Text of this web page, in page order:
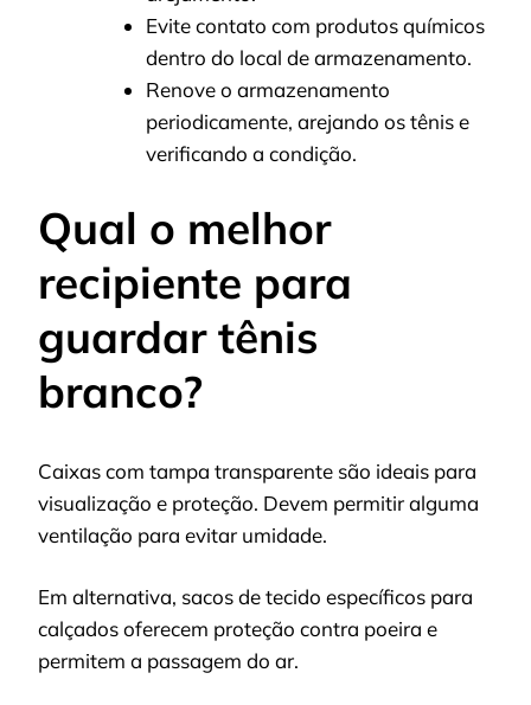
Evite contato com produtos químicos
dentro do local de armazenamento.
Renove o armazenamento
periodicamente, arejando os tênis e
verificando a condição.
Qual o melhor
recipiente para
guardar tênis
branco?
Caixas com tampa transparente são ideais para
visualização e proteção. Devem permitir alguma
ventilação para evitar umidade.
Em alternativa, sacos de tecido específicos para
calçados oferecem proteção contra poeira e
permitem a passagem do ar.